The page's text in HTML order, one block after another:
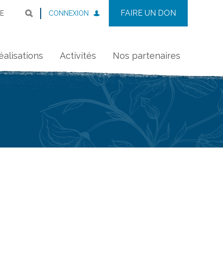
CONNEXION FAIRE UN DON
Activités Nos partenaires